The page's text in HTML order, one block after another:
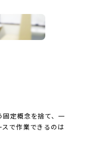
固定概念を捨て、一
で作業できるのは